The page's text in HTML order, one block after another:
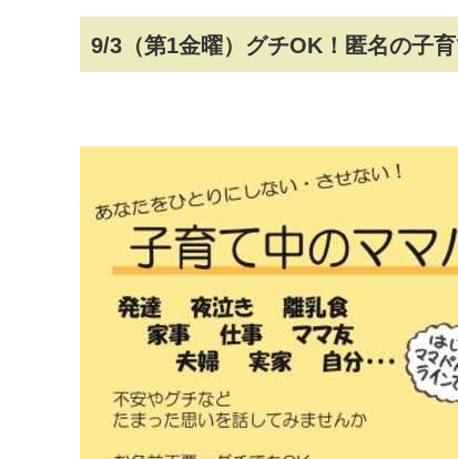
9/3（第1金曜）グチOK！匿名の子